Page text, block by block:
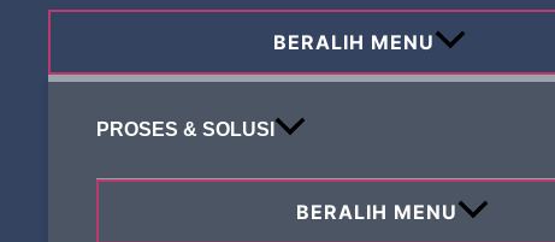
BERALIH MENU
PROSES & SOLUSI
BERALIH MENU